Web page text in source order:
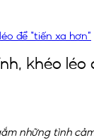
để “tiến xa hơn”
khéo léo
những tình